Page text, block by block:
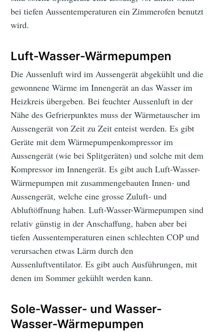
bei tiefen Aussentemperaturen ein Zimmerofen benutzt
wird.
Luft-Wasser-Wärmepumpen
Die Aussenluft wird im Aussengerät abgekühlt und die
gewonnene Wärme im Innengerät an das Wasser im
Heizkreis übergeben. Bei feuchter Aussenluft in der
Nähe des Gefrierpunktes muss der Wärmetauscher im
Aussengerät von Zeit zu Zeit enteist werden. Es gibt
Geräte mit dem Wärmepumpenkompressor im
Aussengerät (wie bei Splitgeräten) und solche mit dem
Kompressor im Innengerät. Es gibt auch Luft-Wasser-
Wärmepumpen mit zusammengebauten Innen- und
Aussengerät, welche eine grosse Zuluft- und
Abluftöffnung haben. Luft-Wasser-Wärmepumpen sind
relativ günstig in der Anschaffung, haben aber bei
tiefen Aussentemperaturen einen schlechten COP und
verursachen etwas Lärm durch den
Aussenluftventilator. Es gibt auch Ausführungen, mit
denen im Sommer gekühlt werden kann.
Sole-Wasser- und Wasser-
Wasser-Wärmepumpen